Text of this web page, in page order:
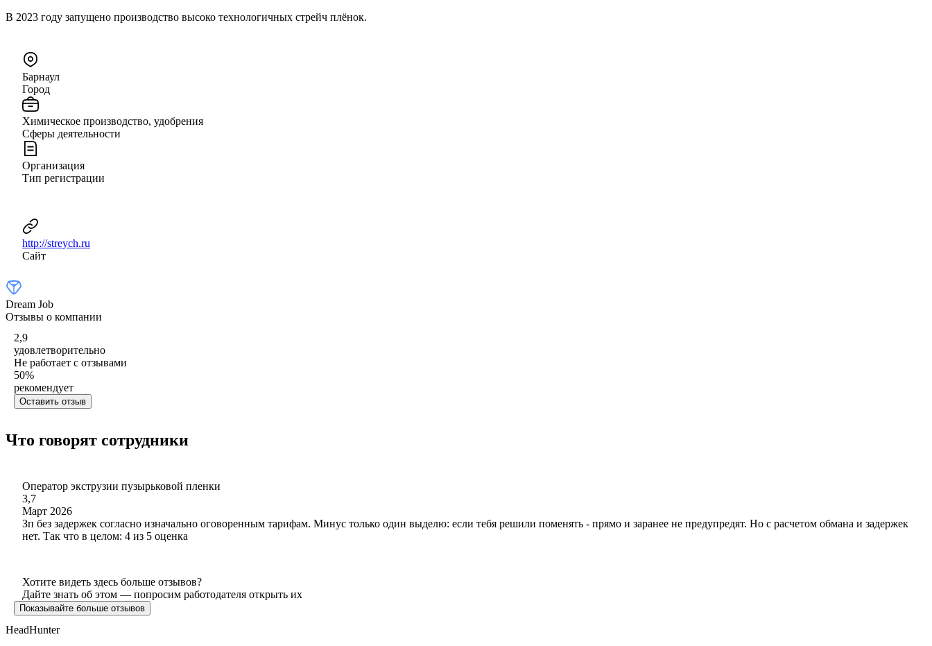
В 2023 году запущено производство высоко технологичных стрейч плёнок.
Барнаул
Город
Химическое производство, удобрения
Сферы деятельности
Организация
Тип регистрации
http://streych.ru
Сайт
Dream Job
Отзывы о компании
2,9
удовлетворительно
Не работает с отзывами
50%
рекомендует
Оставить отзыв
Что говорят сотрудники
Оператор экструзии пузырьковой пленки
3,7
Март 2026
Зп без задержек согласно изначально оговоренным тарифам. Минус только один выделю: если тебя решили поменять - прямо и заранее не предупредят. Но с расчетом обмана и задержек
нет. Так что в целом: 4 из 5 оценка
Хотите видеть здесь больше отзывов?
Дайте знать об этом — попросим работодателя открыть их
Показывайте больше отзывов
HeadHunter